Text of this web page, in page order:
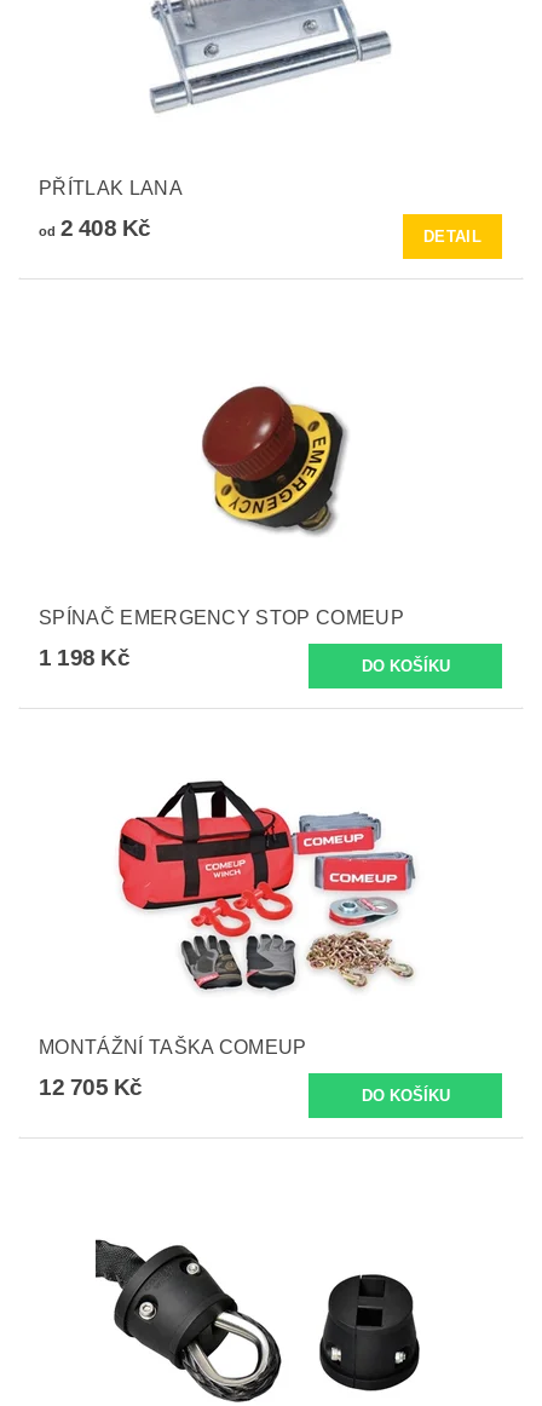
PŘÍTLAK LANA
od 2 408 Kč DETAIL
SPÍNAČ EMERGENCY STOP COMEUP
1 198 Kč
MONTÁŽNÍ TAŠKA COMEUP
12 705 Kč